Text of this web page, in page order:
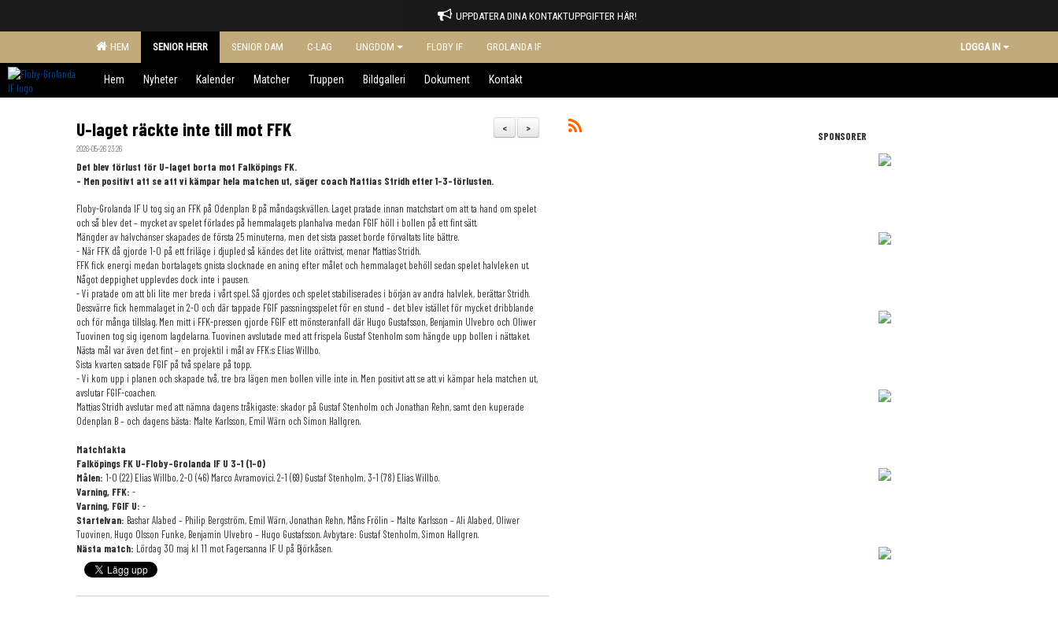
UPPDATERA DINA KONTAKTUPPGIFTER HÄR!
HEM SENIOR HERR SENIOR DAM C-LAG UNGDOM FLOBY IF GROLANDA IF LOGGA IN
Hem Nyheter Kalender Matcher Truppen Bildgalleri Dokument Kontakt
>
<
U-laget räckte inte till mot FFK
2026-05-26 23:26
Det blev förlust för U-laget borta mot Falköpings FK.
- Men positivt att se att vi kämpar hela matchen ut, säger coach Mattias Stridh efter 1-3-förlusten.
Floby-Grolanda IF U tog sig an FFK på Odenplan B på måndagskvällen. Laget pratade innan matchstart om att ta hand om spelet
och så blev det – mycket av spelet förlades på hemmalagets planhalva medan FGIF höll i bollen på ett fint sätt.
Mängder av halvchanser skapades de första 25 minuterna, men det sista passet borde förvaltats lite bättre.
- När FFK då gjorde 1-0 på ett friläge i djupled så kändes det lite orättvist, menar Mattias Stridh.
FFK fick energi medan bortalagets gnista slocknade en aning efter målet och hemmalaget behöll sedan spelet halvleken ut.
Något deppighet upplevdes dock inte i pausen.
- Vi pratade om att bli lite mer breda i vårt spel. Så gjordes och spelet stabiliserades i början av andra halvlek, berättar Stridh.
Dessvärre fick hemmalaget in 2-0 och där tappade FGIF passningsspelet för en stund – det blev istället för mycket dribblande
och för många tillslag. Men mitt i FFK-pressen gjorde FGIF ett mönsteranfall där Hugo Gustafsson, Benjamin Ulvebro och Oliwer
Tuovinen tog sig igenom lagdelarna. Tuovinen avslutade med att frispela Gustaf Stenholm som hängde upp bollen i nättaket.
Nästa mål var även det fint – en projektil i mål av FFK:s Elias Willbo.
Sista kvarten satsade FGIF på två spelare på topp.
- Vi kom upp i planen och skapade två, tre bra lägen men bollen ville inte in. Men positivt att se att vi kämpar hela matchen ut,
avslutar FGIF-coachen.
Mattias Stridh avslutar med att nämna dagens tråkigaste: skador på Gustaf Stenholm och Jonathan Rehn, samt den kuperade
Odenplan B – och dagens bästa: Malte Karlsson, Emil Wärn och Simon Hallgren.
Matchfakta
Falköpings FK U-Floby-Grolanda IF U 3-1 (1-0)
Målen: 1-0 (22) Elias Willbo, 2-0 (46) Marco Avramovici. 2-1 (69) Gustaf Stenholm, 3-1 (78) Elias Willbo.
Varning, FFK: -
Varning, FGIF U: -
Startelvan: Bashar Alabed – Philip Bergström, Emil Wärn, Jonathan Rehn, Måns Frölin – Malte Karlsson – Ali Alabed, Oliwer
Tuovinen, Hugo Olsson Funke, Benjamin Ulvebro – Hugo Gustafsson. Avbytare: Gustaf Stenholm, Simon Hallgren.
Nästa match: Lördag 30 maj kl 11 mot Fagersanna IF U på Björkåsen.
SPONSORER